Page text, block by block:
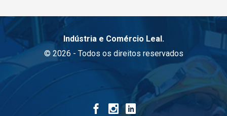
Indústria e Comércio Leal.
© 2026 - Todos os direitos reservados